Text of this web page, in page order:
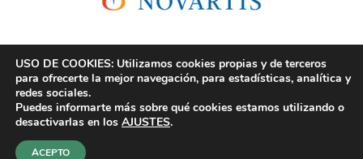
© Copyright 2026 ASENDHI - Asociación de Enfermos
USO DE COOKIES: Utilizamos cookies propias y de terceros
para ofrecerte la mejor navegación, para estadísticas, analítica y
redes sociales.
Puedes informarte más sobre qué cookies estamos utilizando o
desactivarlas en los AJUSTES.
ACEPTO